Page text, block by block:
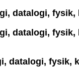
datalogi,
datalogi,
datalogi, fysik,